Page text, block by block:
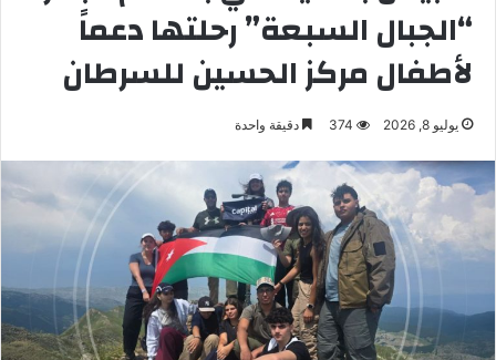
“الجبال السبعة” رحلتها دعماً
لأطفال مركز الحسين للسرطان
يوليو 8, 2026 374 دقيقة واحدة